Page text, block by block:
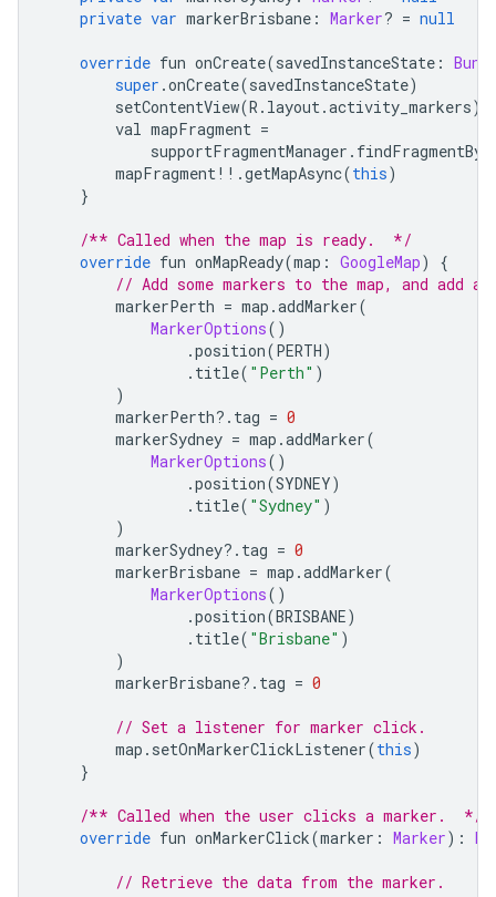
private var markerBrisbane : Marker? = null
override fun onCreate(savedInstanceState :
super .onCreate(savedInstanceState)
setContentView(R . layout.activity_markers)
val mapFragment =
supportFragmentManager .
mapFragment!!.getMapAsync(this)
}
/** Called when the map is ready.  */
override fun onMapReady(map : GoogleMap)
{
// Add some markers to the map, and add
markerPerth = map .addMarker(
MarkerOptions()
.position(PERTH)
. title( "Perth" )
)
markerPerth?. tag = 0
markerSydney = map .addMarker(
MarkerOptions()
.position(SYDNEY)
. title( "Sydney" )
)
markerSydney?. tag = 0
markerBrisbane = map .addMarker(
MarkerOptions()
.position(BRISBANE)
. title( "Brisbane" )
)
markerBrisbane?. tag = 0
// Set a listener for marker click.
map . setOnMarkerClickListener(this)
}
/** Called when the user clicks a marker.  */
override fun onMarkerClick(marker : Marker):
// Retrieve the data from the marker.